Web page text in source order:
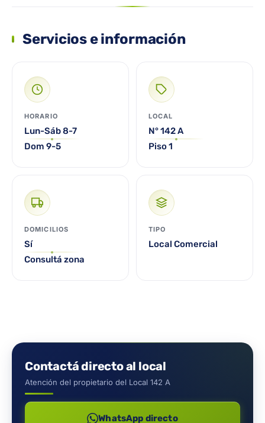
Servicios e información
HORARIO
Lun-Sáb 8-7
Dom 9-5
LOCAL
N° 142 A
Piso 1
DOMICILIOS
Sí
Consultá zona
TIPO
Local Comercial
Contactá directo al local
Atención del propietario del Local 142 A
WhatsApp directo